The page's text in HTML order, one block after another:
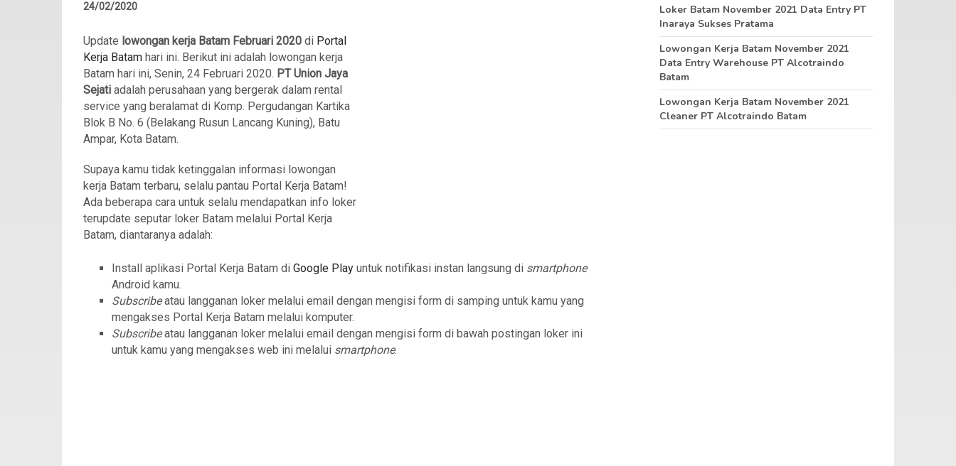
24/02/2020
Update lowongan kerja Batam Februari 2020 di Portal
Kerja Batam hari ini. Berikut ini adalah lowongan kerja
Batam hari ini, Senin, 24 Februari 2020. PT Union Jaya
Sejati adalah perusahaan yang bergerak dalam rental
service yang beralamat di Komp. Pergudangan Kartika
Blok B No. 6 (Belakang Rusun Lancang Kuning), Batu
Ampar, Kota Batam.
Supaya kamu tidak ketinggalan informasi lowongan
kerja Batam terbaru, selalu pantau Portal Kerja Batam!
Ada beberapa cara untuk selalu mendapatkan info loker
terupdate seputar loker Batam melalui Portal Kerja
Batam, diantaranya adalah:
Install aplikasi Portal Kerja Batam di Google Play untuk notifikasi instan langsung di smartphone
Android kamu.
Subscribeatau langganan loker melalui email dengan mengisi form di samping untuk kamu yang
mengakses Portal Kerja Batam melalui komputer.
Subscribeatau langganan loker melalui email dengan mengisi form di bawah postingan loker ini
untuk kamu yang mengakses web ini melalui smartphone.
Loker Batam November 2021 Data Entry PT
Inaraya Sukses Pratama
Lowongan Kerja Batam November 2021
Data Entry Warehouse PT Alcotraindo
Batam
Lowongan Kerja Batam November 2021
Cleaner PT Alcotraindo Batam